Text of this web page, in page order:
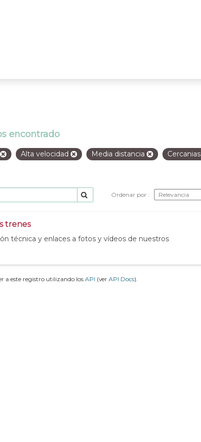
encontrado
Alta velocidad Media distancia
Cercanias
Ordenar por
trenes
técnica y enlaces a fotos y vídeos de nuestros
a este registro utilizando losAPI (ver API Docs).